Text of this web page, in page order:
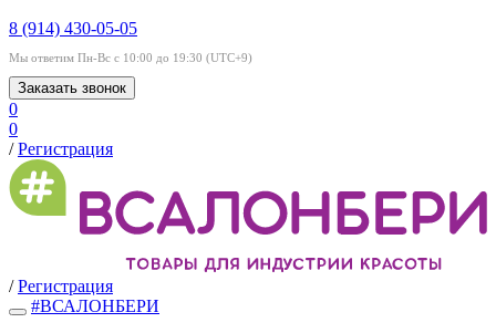
8 (914) 430-05-05
Мы ответим Пн-Вс с 10:00 до 19:30 (UTC+9)
Заказать звонок
0
0
/ Регистрация
/ Регистрация
#ВСАЛОНБЕРИ